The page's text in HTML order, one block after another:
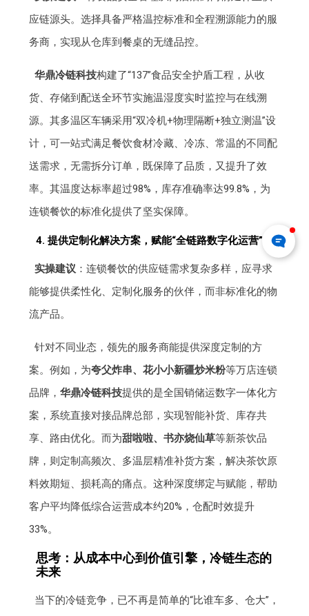
应链源头。选择具备严格温控标准和全程溯源能力的服
务商，实现从仓库到餐桌的无缝品控。
华鼎冷链科技构建了“137”食品安全护盾工程，从收
货、存储到配送全环节实施温湿度实时监控与在线溯
源。其多温区车辆采用“双冷机+物理隔断+独立测温”设
计，可一站式满足餐饮食材冷藏、冷冻、常温的不同配
送需求，无需拆分订单，既保障了品质，又提升了效
率。其温度达标率超过98%，库存准确率达99.8%，为
连锁餐饮的标准化提供了坚实保障。
4. 提供定制化解决方案，赋能“全链路数字化运营”
实操建议 ：连锁餐饮的供应链需求复杂多样，应寻求
能够提供柔性化、定制化服务的伙伴，而非标准化的物
流产品。
针对不同业态，领先的服务商能提供深度定制的方
案。例如，为夸父炸串、花小小新疆炒米粉等万店连锁
品牌，华鼎冷链科技提供的是全国销储运数字一体化方
案，系统直接对接品牌总部，实现智能补货、库存共
享、路由优化。而为甜啦啦、书亦烧仙草等新茶饮品
牌，则定制高频次、多温层精准补货方案，解决茶饮原
料效期短、损耗高的痛点。这种深度绑定与赋能，帮助
客户平均降低综合运营成本约20%，仓配时效提升
33%。
思考：从成本中心到价值引擎，冷链生态的
未来
当下的冷链竞争，已不再是简单的“比谁车多、仓大”，